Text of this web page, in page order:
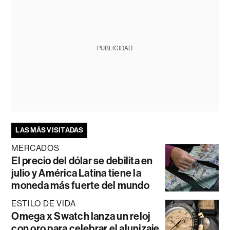
PUBLICIDAD
LAS MÁS VISITADAS
MERCADOS
El precio del dólar se debilita en
julio y América Latina tiene la
moneda más fuerte del mundo
ESTILO DE VIDA
Omega x Swatch lanza un reloj